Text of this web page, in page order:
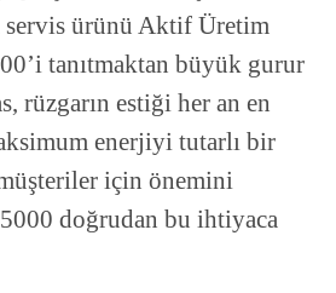
servis ürünü Aktif Üretim
tanıtmaktan büyük gurur
rüzgarın estiği her an en
enerjiyi tutarlı bir
için önemini
doğrudan bu ihtiyaca